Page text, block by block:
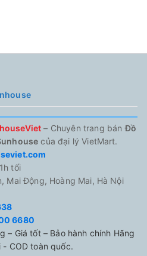
– Chuyên trang bánĐồ
của đại lý VietMart.
tối
Mai Động, Hoàng Mai, Hà Nội
6680
– Giá tốt – Bảo hành chính Hãng
- COD toàn quốc.